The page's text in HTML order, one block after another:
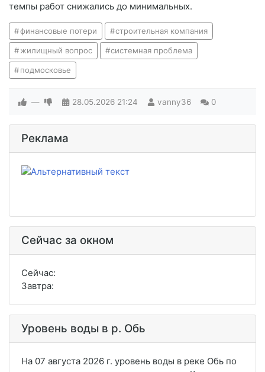
темпы работ снижались до минимальных.
финансовые потери строительная компания
жилищный вопрос системная проблема
подмосковье
— 28.05.2026 21:24 vanny36 0
Реклама
Сейчас за окном
Сейчас:
Завтра:
Уровень воды в р. Обь